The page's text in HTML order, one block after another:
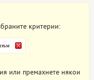
критерии:
или премахнете някои